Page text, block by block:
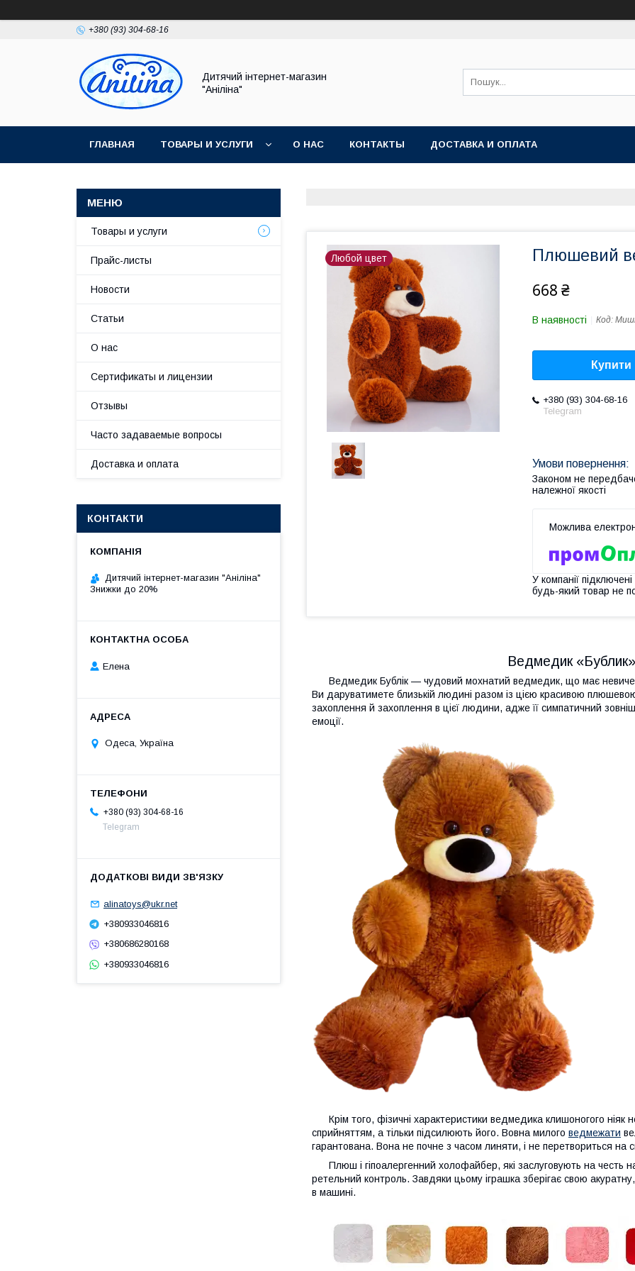
+380 (93) 304-68-16
Дитячий інтернет-магазин
"Аніліна"
ГЛАВНАЯ ТОВАРЫ И УСЛУГИ О НАС КОНТАКТЫ ДОСТАВКА И ОПЛАТА
Любой цвет Плюшевий
668 ₴
В наявності Код:
Купити
+380 (93) 304-68-16
Telegram
Законом не
належної якості
У компанії
будь-який товар не
Ведмедик
Ведмедик Бублік — чудовий мохнатий ведмедик, що має
Ви даруватимете близькій людині разом із цією красивою
захоплення й захоплення в цієї людини, адже її симпатичний
емоції.
Крім того, фізичні характеристики ведмедика клишоногого ніяк
сприйняттям, а тільки підсилюють його. Вовна милого ведмежати
гарантована. Вона не почне з часом линяти, і не перетвориться на
Плюш і гіпоалергенний холофайбер, які заслуговують на честь
ретельний контроль. Завдяки цьому іграшка зберігає свою
в машині.
Товары и услуги
Прайс-листы
Новости
Статьи
О нас
Сертификаты и лицензии
Отзывы
Часто задаваемые вопросы
Доставка и оплата
КОНТАКТИ
Дитячий інтернет-магазин "Аніліна"
Знижки до 20%
Елена
Одеса, Україна
+380 (93) 304-68-16
Telegram
alinatoys@ukr.net
+380933046816
+380686280168
+380933046816